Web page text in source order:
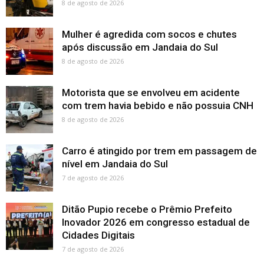
8 de agosto de 2026
Mulher é agredida com socos e chutes
após discussão em Jandaia do Sul
8 de agosto de 2026
Motorista que se envolveu em acidente
com trem havia bebido e não possuia CNH
8 de agosto de 2026
Carro é atingido por trem em passagem de
nível em Jandaia do Sul
7 de agosto de 2026
Ditão Pupio recebe o Prêmio Prefeito
Inovador 2026 em congresso estadual de
Cidades Digitais
7 de agosto de 2026